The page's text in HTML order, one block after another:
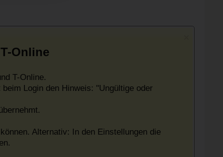
Online
T-Online.
Login den Hinweis: "Ungültige oder
Alternativ: In den Einstellungen die